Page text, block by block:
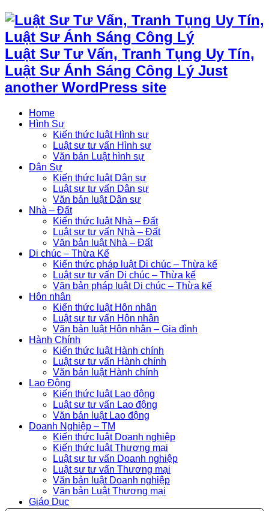
Luật Sư Tư Vấn, Tranh Tụng Uy Tín,
Luật Sư Ánh Sáng Công Lý Just
another WordPress site
Home
Hình Sự
Kiến thức luật Hình sự
Luật sư tư vấn Hình sự
Văn bản Luật hình sự
Dân Sự
Kiến thức luật Dân sự
Luật sư tư vấn Dân sự
Văn bản luật Dân sự
Nhà – Đất
Kiến thức luật Nhà – Đất
Luật sư tư vấn Nhà – Đất
Văn bản luật Nhà – Đất
Di chúc – Thừa Kế
Kiến thức pháp luật Di chúc – Thừa kế
Luật sư tư vấn Di chúc – Thừa kế
Văn bản pháp luật Di chúc – Thừa kế
Hôn nhân
Kiến thức luật Hôn nhân
Luật sư tư vấn Hôn nhân
Văn bản luật Hôn nhân – Gia đình
Hành Chính
Kiến thức luật Hành chính
Luật sư tư vấn Hành chính
Văn bản luật Hành chính
Lao Động
Kiến thức luật Lao động
Luật sư tư vấn Lao động
Văn bản luật Lao động
Doanh Nghiệp – TM
Kiến thức luật Doanh nghiệp
Kiến thức luật Thương mại
Luật sư tư vấn Doanh nghiệp
Luật sư tư vấn Thương mại
Văn bản luật Doanh nghiệp
Văn bản Luật Thương mại
Giáo Dục